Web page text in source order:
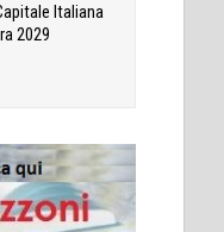
Italiana
2029